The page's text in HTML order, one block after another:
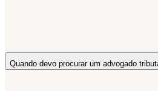
Quando devo procurar um advogado